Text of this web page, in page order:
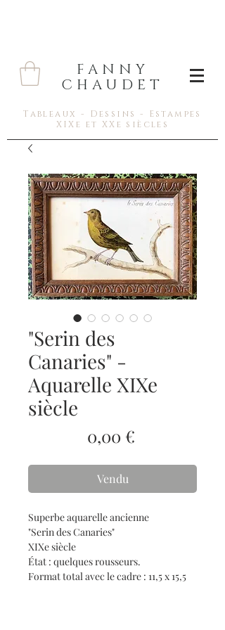
FANNY
CHAUDET
Tableaux - Dessins - Estampes
XIXe et XXe siècles
"Serin des
Canaries" -
Aquarelle XIXe
siècle
0,00 €Prix
Vendu
Superbe aquarelle ancienne
"Serin des Canaries"
XIXe siècle
État : quelques rousseurs.
Format total avec le cadre : 11,5 x 15,5